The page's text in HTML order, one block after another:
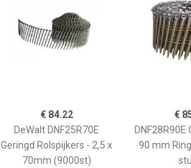
€ 84.22
DeWalt DNF25R70E
Geringd Rolspijkers - 2,5 x
70mm (9000st)
€
DNF28R90E
90 mm